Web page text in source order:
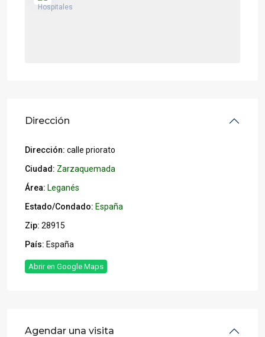
Dirección
Dirección: calle priorato
Ciudad: Zarzaquemada
Área: Leganés
Estado/Condado: España
Zip: 28915
País: España
Abrir en Google Maps
Agendar una visita